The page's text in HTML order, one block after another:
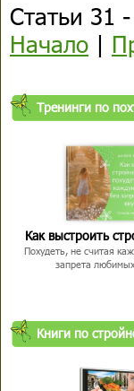
Статьи 31
Начало |
Тренинги по
Как выстроить
Похудеть, не считая
запрета
Книги по